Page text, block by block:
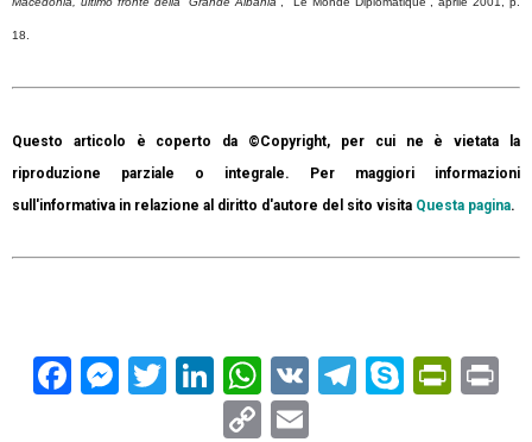
18.
Questo articolo è coperto da ©Copyright, per cui ne è vietata la
riproduzione parziale o integrale. Per maggiori informazioni
sull'informativa in relazione al diritto d'autore del sito visita Questa pagina.
Facebook
Messenger
TwitterLinkedIn
WhatsApp
VK Telegram
Skype
Copy